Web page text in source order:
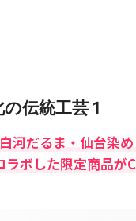
伝統工芸 1
河だるま・仙台染
ラボした限定商品が